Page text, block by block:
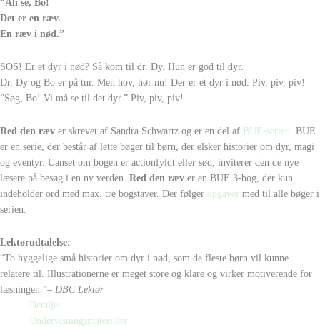
“Åh se, Bo!
Det er en ræv.
En ræv i nød.”
SOS! Er et dyr i nød? Så kom til dr. Dy. Hun er god til dyr.
Dr. Dy og Bo er på tur. Men hov, hør nu! Der er et dyr i nød. Piv, piv, piv!
”Søg, Bo! Vi må se til det dyr.” Piv, piv, piv!
Red den ræv er skrevet af Sandra Schwartz og er en del af BUE-serien. BUE
er en serie, der består af lette bøger til børn, der elsker historier om dyr, magi
og eventyr. Uanset om bogen er actionfyldt eller sød, inviterer den de nye
læsere på besøg i en ny verden. Red den ræv er en BUE 3-bog, der kun
indeholder ord med max. tre bogstaver. Der følger opgaver med til alle bøger i
serien.
Lektørudtalelse:
“To hyggelige små historier om dyr i nød, som de fleste børn vil kunne
relatere til. Illustrationerne er meget store og klare og virker motiverende for
læsningen.”– DBC Lektør
Detaljer
Undervisningsmaterialer